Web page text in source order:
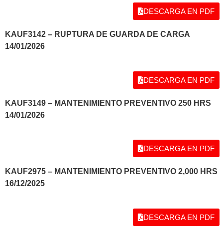
DESCARGA EN PDF
KAUF3142 – RUPTURA DE GUARDA DE CARGA
14/01/2026
DESCARGA EN PDF
KAUF3149 – MANTENIMIENTO PREVENTIVO 250 HRS
14/01/2026
DESCARGA EN PDF
KAUF2975 – MANTENIMIENTO PREVENTIVO 2,000 HRS
16/12/2025
DESCARGA EN PDF